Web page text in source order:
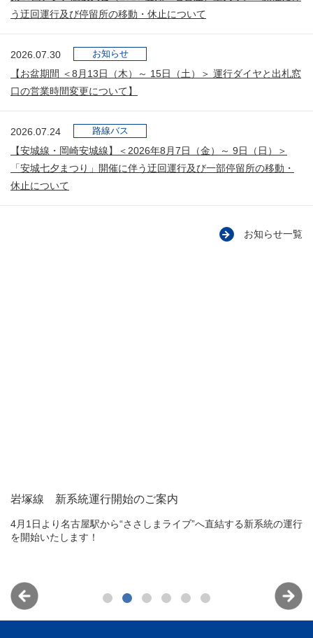
う迂回運行及び停留所の移動・休止について
2026.07.30 お知らせ
【お盆期間 ＜8月13日（木）～ 15日（土）＞ 運行ダイヤと出札窓
口の営業時間変更について】
2026.07.24 路線バス
【安城線・岡崎安城線】＜2026年8月7日（金）～ 9日（日）＞
「安城七夕まつり」開催に伴う迂回運行及び一部停留所の移動・
休止について
お知らせ一覧
岩塚線 新系統運行開始のご案内
4月1日より名古屋駅から“ささしまライブ”へ直結する新系統の運行
を開始いたします！